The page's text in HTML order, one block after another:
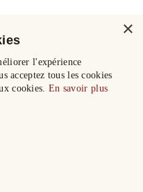
×
l'expérience
acceptez tous les cookies
cookies. En savoir plus